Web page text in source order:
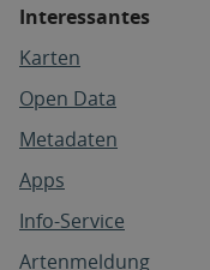
Interessantes
Karten
Open Data
Metadaten
Apps
Info-Service
Artenmeldung